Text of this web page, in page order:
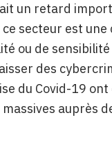
un retard
secteur est
ou de
des
du Covid-19
auprès